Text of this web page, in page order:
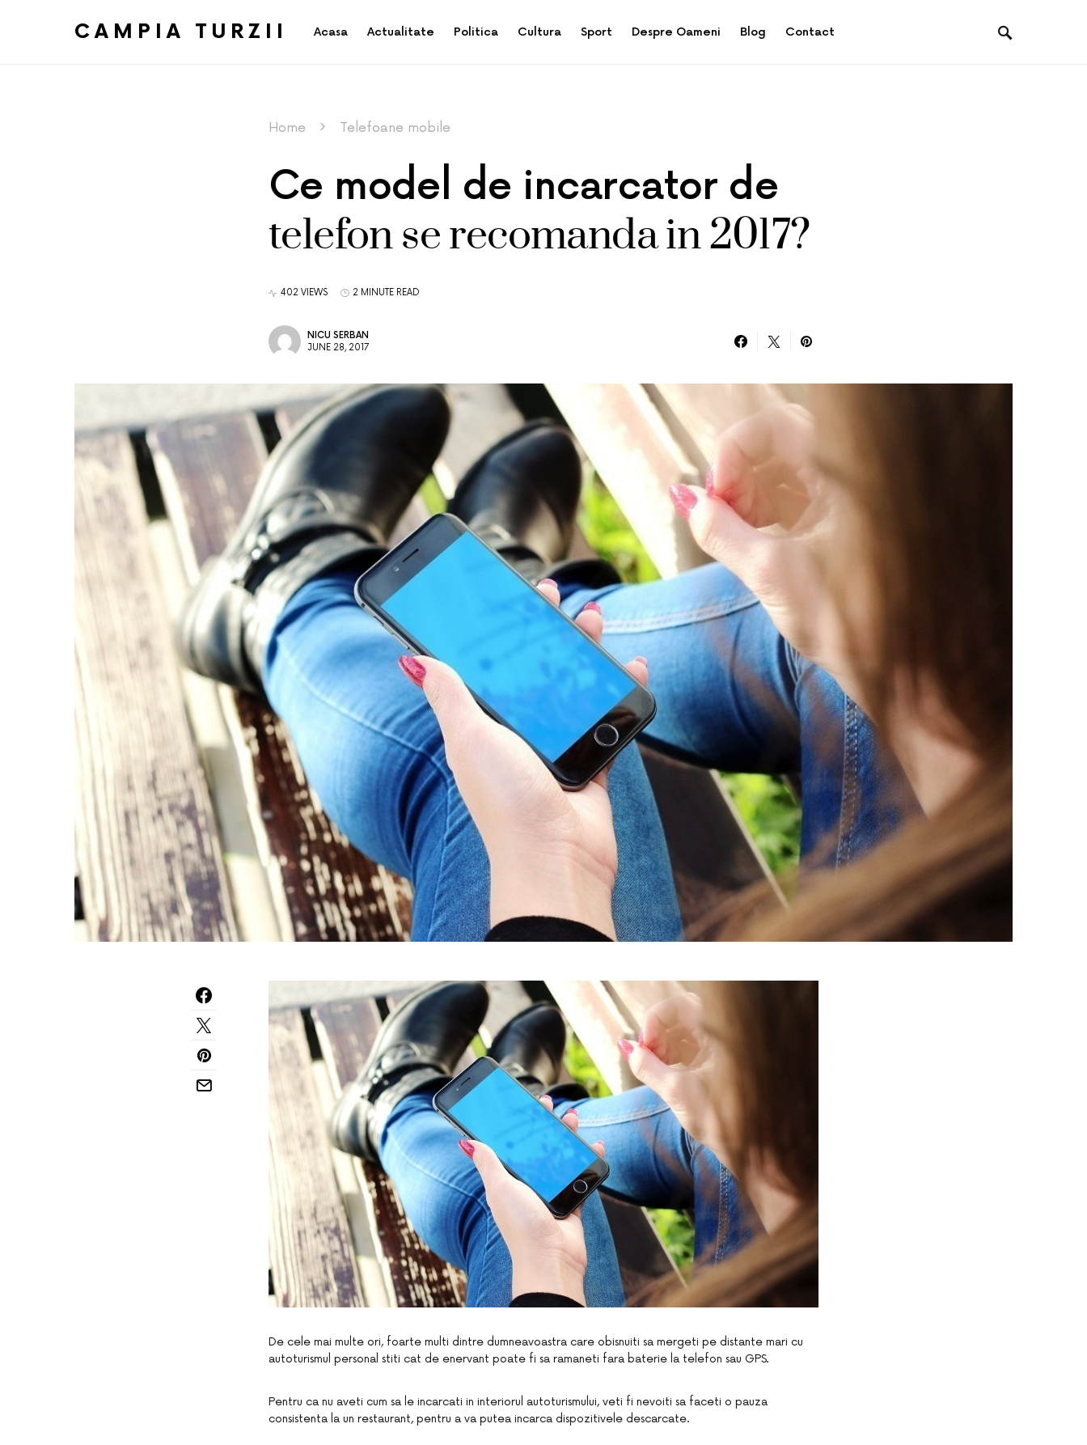
CAMPIA TURZII Acasa Actualitate Politica Cultura Sport Despre Oameni Blog Contact
Home Telefoane mobile
Ce model de incarcator de
telefon se recomanda in 2017?
402 VIEWS 2 MINUTE READ
NICU SERBAN
JUNE 28, 2017
De cele mai multe ori, foarte multi dintre dumneavoastra care obisnuiti sa mergeti pe distante mari cu
autoturismul personal stiti cat de enervant poate fi sa ramaneti fara baterie la telefon sau GPS.
Pentru ca nu aveti cum sa le incarcati in interiorul autoturismului, veti fi nevoiti sa faceti o pauza
consistenta la un restaurant, pentru a va putea incarca dispozitivele descarcate.